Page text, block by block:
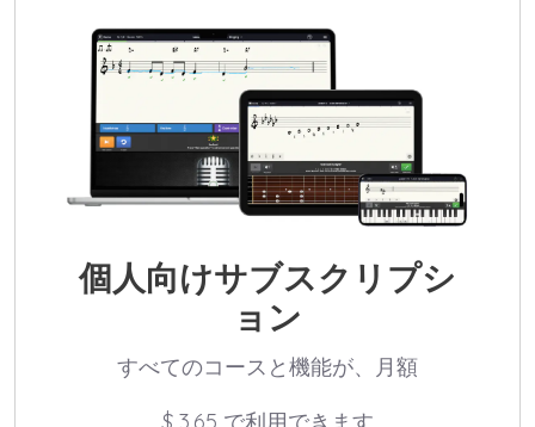
個人向けサブスクリプシ
ョン
すべてのコースと機能が、月額